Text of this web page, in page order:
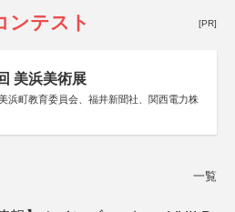
ンテスト [PR]
美浜美術展
浜町教育委員会、福井新聞社、関西電力株
一覧